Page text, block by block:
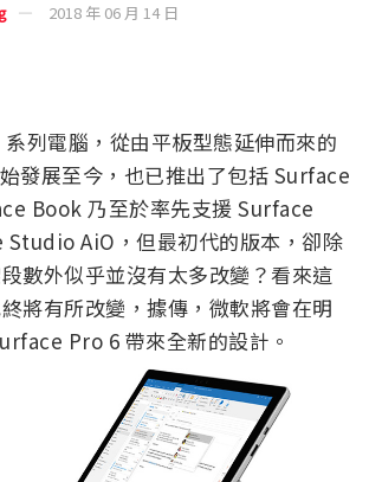
2018 年 06 月 14 日
列電腦，從由平板型態延伸而來的
發展至今，也已推出了包括 Surface
Book 乃至於率先支援 Surface
AiO，但最初代的版本，卻除
數外似乎並沒有太多改變？看來這
將有所改變，據傳，微軟將會在明
Pro 6 帶來全新的設計。